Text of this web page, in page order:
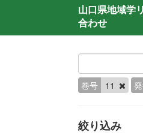
山口県地域学
合わせ
巻号 11
絞り込み